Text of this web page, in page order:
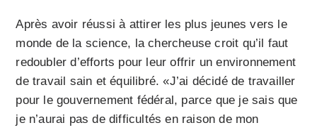
Après avoir réussi à attirer les plus jeunes vers le
monde de la science, la chercheuse croit qu’il faut
redoubler d’efforts pour leur offrir un environnement
de travail sain et équilibré. «J’ai décidé de travailler
pour le gouvernement fédéral, parce que je sais que
je n’aurai pas de difficultés en raison de mon